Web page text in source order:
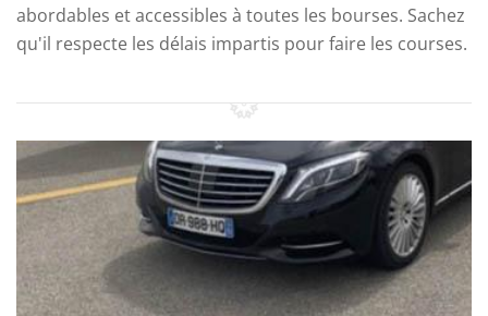
abordables et accessibles à toutes les bourses. Sachez
qu'il respecte les délais impartis pour faire les courses.